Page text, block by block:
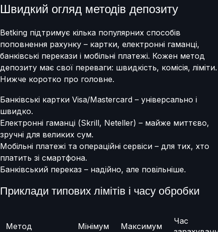
Швидкий огляд методів депозиту
Betking підтримує кілька популярних способів
поповнення рахунку – картки, електронні гаманці,
банківські перекази і мобільні платежі. Кожен метод
депозиту має свої переваги: швидкість, комісія, ліміти.
Нижче коротко про головне.
Банківські картки Visa/Mastercard – універсально і
швидко.
Електронні гаманці (Skrill, Neteller) – майже миттєво,
зручні для великих сум.
Мобільні платежі та операційні сервіси – для тих, хто
платить зі смартфона.
Банківський переказ – надійно, але повільніше.
Приклади типових лімітів і часу обробки
Метод Мінімум Максимум
Час